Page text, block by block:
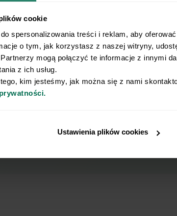
cookie
spersonalizowania treści i reklam, aby
o tym, jak korzystasz z naszej witryny,
mogą połączyć te informacje z innymi
z ich usług.
kim jesteśmy, jak można się z nami
Ustawienia plików cookies
przetwarzanie moich danych
drogą
a także
drogą elektroniczną,
z dnia 12 lipca
marketingu
wiadomości e‑mail,
SK, Respo
Zapoznaj się z naszą